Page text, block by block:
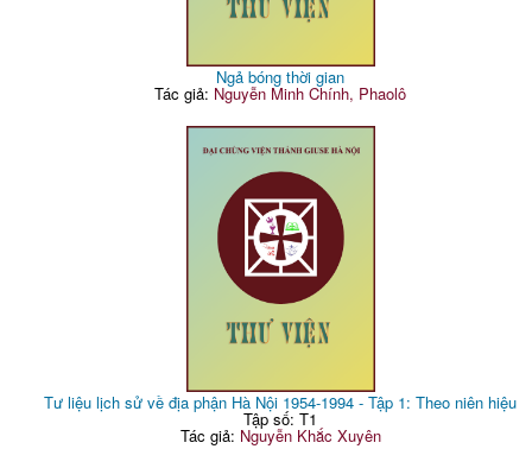
Ngả bóng thời gian
Tác giả: Nguyễn Minh Chính, Phaolô
Tư liệu lịch sử về địa phận Hà Nội 1954-1994 - Tập 1: Theo niên hiệu
Tập số: T1
Tác giả: Nguyễn Khắc Xuyên